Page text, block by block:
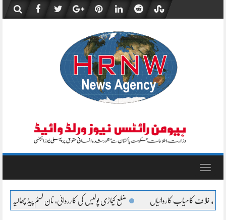
content
Toggle
کیماڑی پولیس کی کارروائی، نان کسٹم پیڈ چھالیہ سے لدی سوزوکی پکڑی گئی تھانہ کورنگی